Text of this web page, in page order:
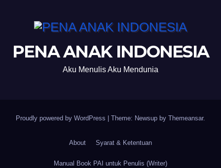
PENA ANAK INDONESIA
Aku Menulis Aku Mendunia
Proudly powered by WordPress Theme: Newsup by Themeansar.
About Syarat & Ketentuan
Manual Book PAI untuk Penulis (Writer)